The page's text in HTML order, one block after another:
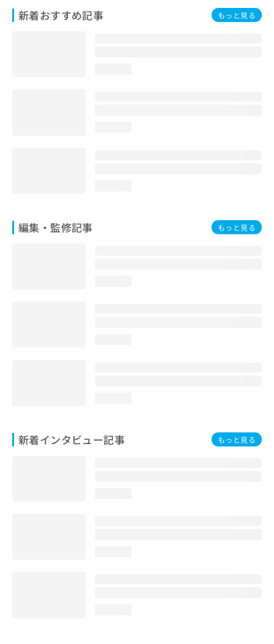
新着おすすめ記事 もっと見る
編集・監修記事 もっと見る
新着インタビュー記事 もっと見る
お
問